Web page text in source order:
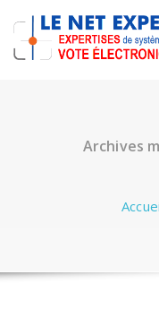
au
contenu
Archives